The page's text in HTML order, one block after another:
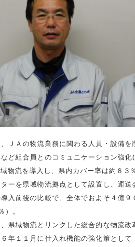
ＪＡの物流業務に関わる人員・設備を
ど組合員とのコミュニケーション強
物流を導入し、県内カバー率は約８３
ーを県域物流拠点として設置し、運送
入前後の比較で、全体でおよそ４億
）。
県域物流とリンクした総合的な物流改
年１１月に仕入れ機能の強化策とし